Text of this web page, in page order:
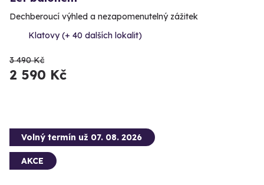
Dechberoucí výhled a nezapomenutelný zážitek
Klatovy (+ 40 dalších lokalit)
3 490 Kč
2 590 Kč
Volný termín už 07. 08. 2026
AKCE